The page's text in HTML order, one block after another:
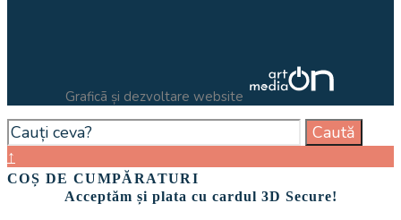
Graficã și dezvoltare website
Search
for:
Caută
Close
Search
Window
↑
COȘ DE CUMPĂRATURI
Acceptăm și plata cu cardul 3D Secure!